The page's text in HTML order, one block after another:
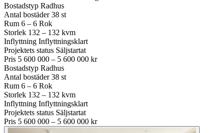
Bostadstyp Radhus
Antal bostäder 38 st
Rum 6 – 6 Rok
Storlek 132 – 132 kvm
Inflyttning Inflyttningsklart
Projektets status Säljstartat
Pris 5 600 000 – 5 600 000 kr
Bostadstyp Radhus
Antal bostäder 38 st
Rum 6 – 6 Rok
Storlek 132 – 132 kvm
Inflyttning Inflyttningsklart
Projektets status Säljstartat
Pris 5 600 000 – 5 600 000 kr